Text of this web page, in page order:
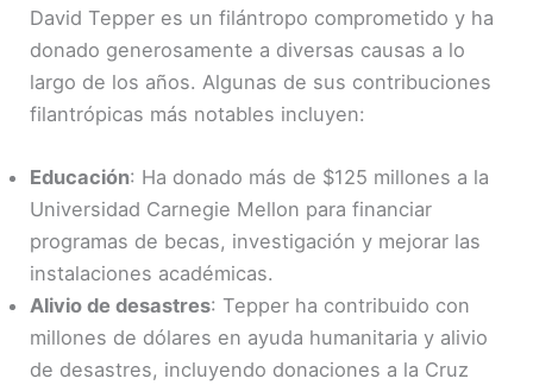
David Tepper es un filántropo comprometido y ha
donado generosamente a diversas causas a lo
largo de los años. Algunas de sus contribuciones
filantrópicas más notables incluyen:
Educación: Ha donado más de $125 millones a la
Universidad Carnegie Mellon para financiar
programas de becas, investigación y mejorar las
instalaciones académicas.
Alivio de desastres: Tepper ha contribuido con
millones de dólares en ayuda humanitaria y alivio
de desastres, incluyendo donaciones a la Cruz